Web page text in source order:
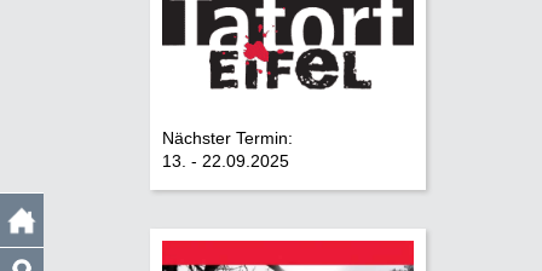
Nächster Termin:
13. - 22.09.2025